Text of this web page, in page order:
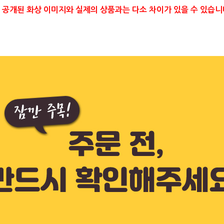
개된 화상 이미지와 실제의 상품과는 다소 차이가 있을 수 있습니